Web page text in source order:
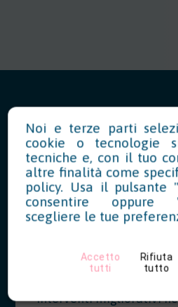
News in Evidenza
Modello OT23
tasso INAIL per
07/28/2026
interventi migliorativi
Noi e terze parti
cookie o tecnologie
tecniche e, con il tuo
altre finalità come
policy. Usa il pulsante
consentire oppure
scegliere le tue
Accetto
tutti
Rifiuta
tutto